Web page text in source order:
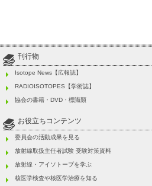
刊行物
Isotope News【広報誌】
RADIOISOTOPES【学術誌】
協会の書籍・DVD・標識類
お役立ちコンテンツ
委員会の活動成果を見る
放射線取扱主任者試験 受験対策資料
放射線・アイソトープを学ぶ
核医学検査や核医学治療を知る